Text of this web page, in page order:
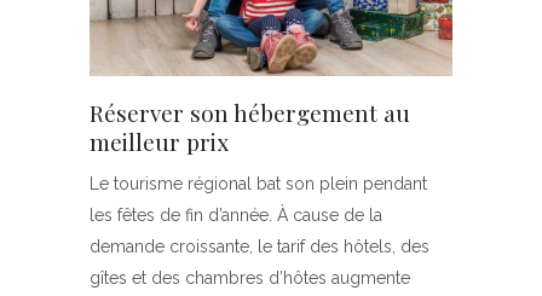
Réserver son hébergement au
meilleur prix
Le tourisme régional bat son plein pendant
les fêtes de fin d’année. À cause de la
demande croissante, le tarif des hôtels, des
gîtes et des chambres d’hôtes augmente